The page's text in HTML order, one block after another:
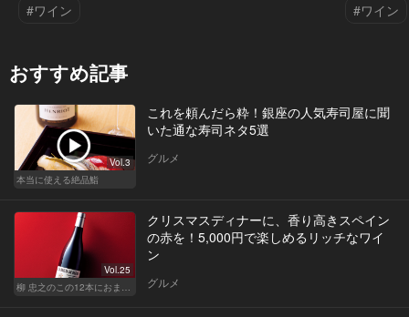
#ワイン #ワイン
おすすめ記事
Vol.3
本当に使える絶品鮨
これを頼んだら粋！銀座の人気寿司屋に聞
いた通な寿司ネタ5選
グルメ
Vol.25
柳 忠之のこの12本におまかせ
クリスマスディナーに、香り高きスペイン
の赤を！5,000円で楽しめるリッチなワイ
ン
グルメ